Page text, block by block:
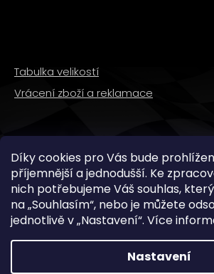
Díky cookies pro Vás bude
příjemnější a jednodušší. Ke
nich potřebujeme Váš souhlas,
na „Souhlasím“, nebo je můžete
jednotlivě v „Nastavení“. Více
Nastavení
Tabulka velikostí
Vrácení zboží a reklamace
SLEDUJTE NÁS
Copyright 2026WMX STORE.